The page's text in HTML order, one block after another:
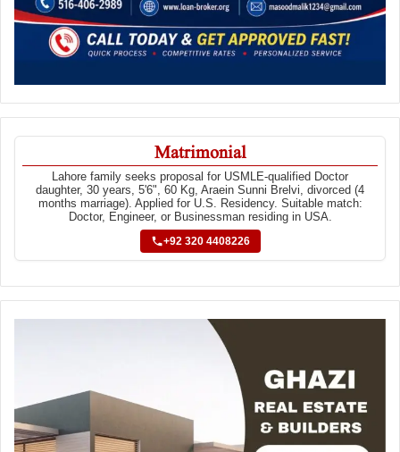
Matrimonial
Lahore family seeks proposal for USMLE-qualified Doctor
daughter, 30 years, 5'6", 60 Kg, Araein Sunni Brelvi, divorced (4
months marriage). Applied for U.S. Residency. Suitable match:
Doctor, Engineer, or Businessman residing in USA.
+92 320 4408226